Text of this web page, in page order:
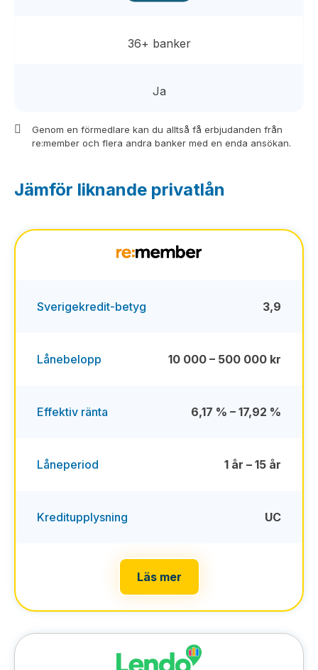
36+ banker
Ja
Genom en förmedlare kan du alltså få erbjudanden från
re:member och flera andra banker med en enda ansökan.
Jämför liknande privatlån
Sverigekredit-betyg 3,9
Lånebelopp 10 000 – 500 000 kr
Effektiv ränta 6,17 % – 17,92 %
Låneperiod 1 år – 15 år
Kreditupplysning UC
Läs mer